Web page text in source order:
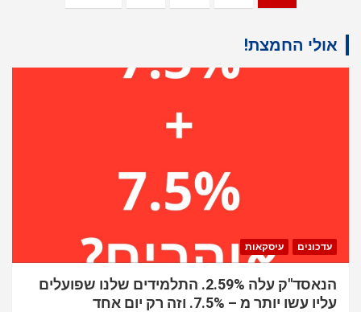
אולי החמצת!
עדכונים עיסקאות
הנאסד"ק עלה 2.59%. התלמידים שלנו שפועלים
עליו עשו יותר מ – 7.5%. וזה רק יום אחד